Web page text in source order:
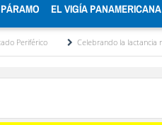
PÁRAMO EL VIGÍA PANAMERICANA
Celebrando la lactancia materna: Un acto de